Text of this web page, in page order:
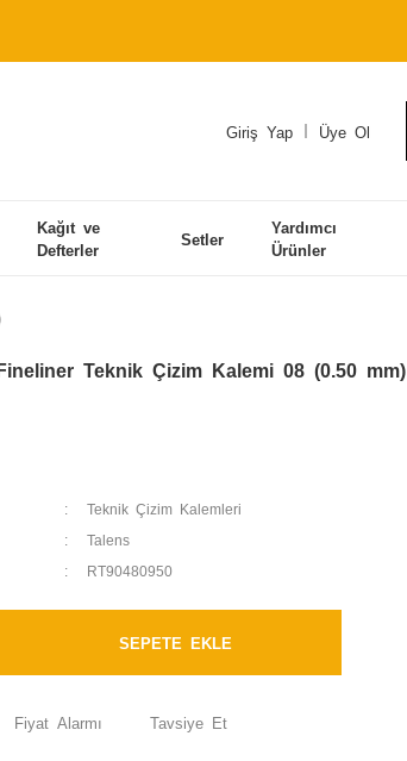
Giriş Yap Üye Ol
Kağıt ve
Defterler
Setler
Yardımcı
Ürünler
Teknik Çizim Kalemi 08 (0.50 mm)
Teknik Çizim Kalemleri
Talens
RT90480950
SEPETE EKLE
Fiyat Alarmı Tavsiye Et